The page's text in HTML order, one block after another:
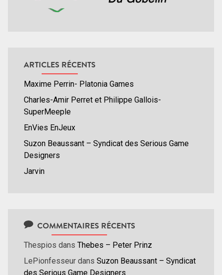
ARTICLES RÉCENTS
Maxime Perrin- Platonia Games
Charles-Amir Perret et Philippe Gallois-
SuperMeeple
EnVies EnJeux
Suzon Beaussant – Syndicat des Serious Game
Designers
Jarvin
COMMENTAIRES RÉCENTS
Thespios dans Thebes – Peter Prinz
LePionfesseur dans Suzon Beaussant – Syndicat
des Serious Game Designers